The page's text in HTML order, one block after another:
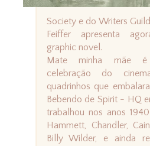
Society e do Writers
Feiffer apresenta
graphic novel.
Mate minha mãe
celebração do
quadrinhos que
Bebendo de Spirit - HQ
trabalhou nos anos
Hammett, Chandler,
Billy Wilder, e ainda